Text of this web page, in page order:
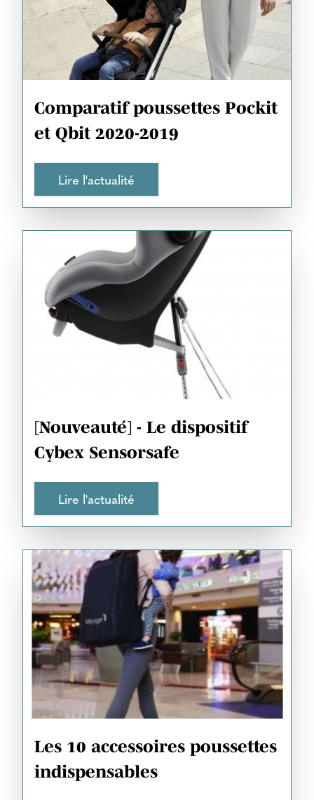
Comparatif poussettes Pockit
et Qbit 2020-2019
Lire l'actualité
[Nouveauté] - Le dispositif
Cybex Sensorsafe
Lire l'actualité
Les 10 accessoires poussettes
indispensables